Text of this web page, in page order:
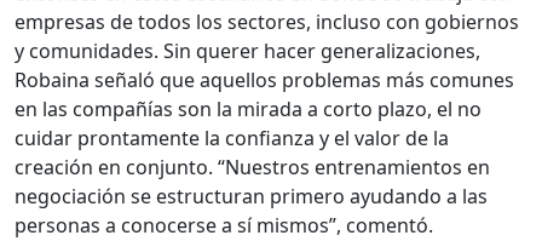
empresas de todos los sectores, incluso con gobiernos
y comunidades. Sin querer hacer generalizaciones,
Robaina señaló que aquellos problemas más comunes
en las compañías son la mirada a corto plazo, el no
cuidar prontamente la confianza y el valor de la
creación en conjunto. “Nuestros entrenamientos en
negociación se estructuran primero ayudando a las
personas a conocerse a sí mismos”, comentó.